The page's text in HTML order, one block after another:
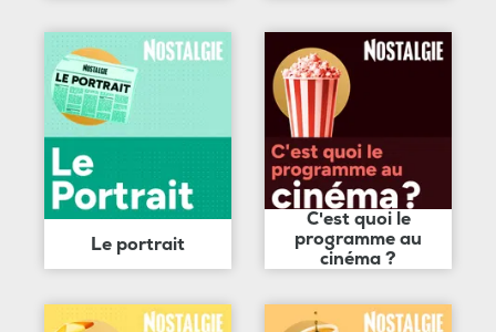
Le portrait
C'est quoi le
programme au
cinéma ?